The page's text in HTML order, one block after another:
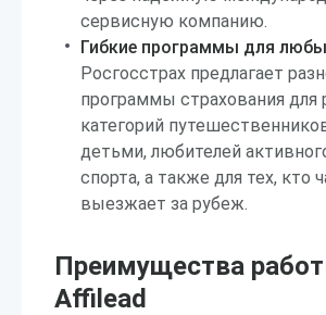
сервисную компанию.
Гибкие программы для
Росгосстрах предлагает
программы страхования для
категорий
детьми, любителей
спорта, а также для тех, кто
выезжает за рубеж.
Преимущества
Affilead